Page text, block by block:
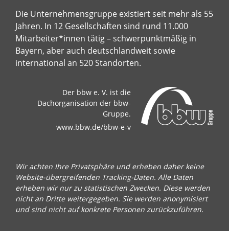
Die Unternehmensgruppe existiert seit mehr als 55
Jahren. In 12 Gesellschaften sind rund 11.000
Mitarbeiter*innen tätig – schwerpunktmäßig in
Bayern, aber auch deutschlandweit sowie
international an 520 Standorten.
Der bbw e. V. ist die
Dachorganisation der bbw-
Gruppe.
www.bbw.de/bbw-e-v
Wir achten Ihre Privatsphäre und erheben daher keine
Website-übergreifenden Tracking-Daten. Alle Daten
erheben wir nur zu statistischen Zwecken. Diese werden
nicht an Dritte weitergegeben. Sie werden anonymisiert
und sind nicht auf konkrete Personen zurückzuführen.